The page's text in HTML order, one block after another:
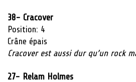
38- Cracover
Position: 4
Crâne épais
Cracover est aussi dur qu’un rock
27- Relam Holmes